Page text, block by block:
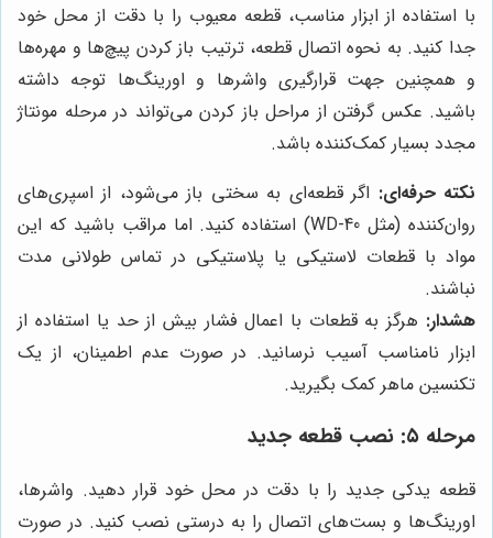
با استفاده از ابزار مناسب، قطعه معیوب را با دقت از محل خود
جدا کنید. به نحوه اتصال قطعه، ترتیب باز کردن پیچ‌ها و مهره‌ها
و همچنین جهت قرارگیری واشرها و اورینگ‌ها توجه داشته
باشید. عکس گرفتن از مراحل باز کردن می‌تواند در مرحله مونتاژ
مجدد بسیار کمک‌کننده باشد.
نکته حرفه‌ای: اگر قطعه‌ای به سختی باز می‌شود، از اسپری‌های
روان‌کننده (مثل WD-40) استفاده کنید. اما مراقب باشید که این
مواد با قطعات لاستیکی یا پلاستیکی در تماس طولانی مدت
نباشند.
هشدار: هرگز به قطعات با اعمال فشار بیش از حد یا استفاده از
ابزار نامناسب آسیب نرسانید. در صورت عدم اطمینان، از یک
تکنسین ماهر کمک بگیرید.
مرحله ۵: نصب قطعه جدید
قطعه یدکی جدید را با دقت در محل خود قرار دهید. واشرها،
اورینگ‌ها و بست‌های اتصال را به درستی نصب کنید. در صورت